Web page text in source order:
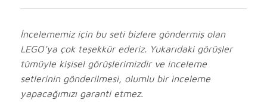
İncelememiz için bu seti bizlere göndermiş olan
LEGO’ya çok teşekkür ederiz. Yukarıdaki görüşler
tümüyle kişisel görüşlerimizdir ve inceleme
setlerinin gönderilmesi, olumlu bir inceleme
yapacağımızı garanti etmez.